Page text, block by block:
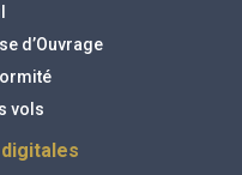
d’Ouvrage
vols